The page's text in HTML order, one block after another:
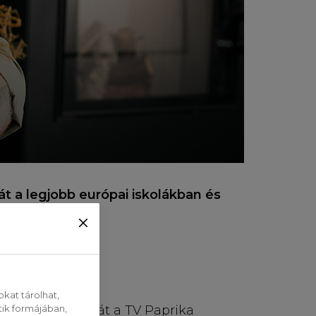
a legjobb európai iskolákban és
tudását a TV Paprika
tárolhat,
formájában,